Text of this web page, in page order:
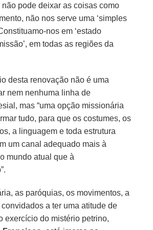
pode deixar as coisas como
não nos serve uma ‘simples
nos em ‘estado
em todas as regiões da
desta renovação não é uma
nem nenhuma linha de
mas “uma opção missionária
tudo, para que os costumes, os
a linguagem e toda estrutura
um canal adequado mais à
mundo atual que à
as paróquias, os movimentos, a
a ter uma atitude de
exercício do mistério petrino,